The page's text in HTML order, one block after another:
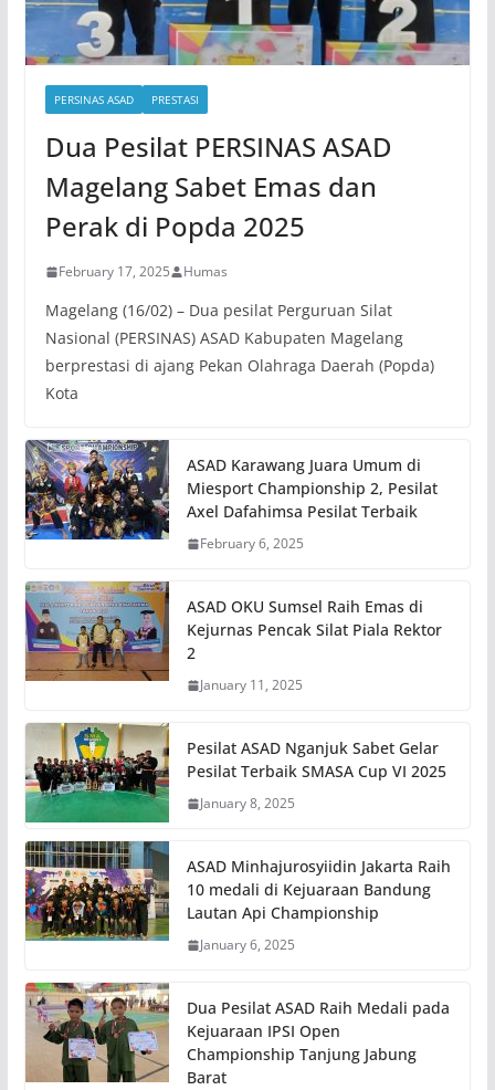
PERSINAS ASAD PRESTASI
Dua Pesilat PERSINAS ASAD
Magelang Sabet Emas dan
Perak di Popda 2025
February 17, 2025 Humas
Magelang (16/02) – Dua pesilat Perguruan Silat
Nasional (PERSINAS) ASAD Kabupaten Magelang
berprestasi di ajang Pekan Olahraga Daerah (Popda)
Kota
ASAD Karawang Juara Umum di
Miesport Championship 2, Pesilat
Axel Dafahimsa Pesilat Terbaik
February 6, 2025
ASAD OKU Sumsel Raih Emas di
Kejurnas Pencak Silat Piala Rektor
2
January 11, 2025
Pesilat ASAD Nganjuk Sabet Gelar
Pesilat Terbaik SMASA Cup VI 2025
January 8, 2025
ASAD Minhajurosyiidin Jakarta Raih
10 medali di Kejuaraan Bandung
Lautan Api Championship
January 6, 2025
Dua Pesilat ASAD Raih Medali pada
Kejuaraan IPSI Open
Championship Tanjung Jabung
Barat